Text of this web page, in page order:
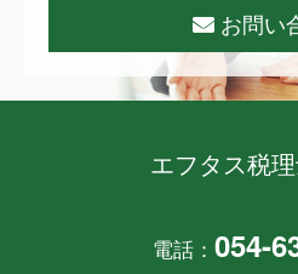
お問い
エフタス税
電話： 054-